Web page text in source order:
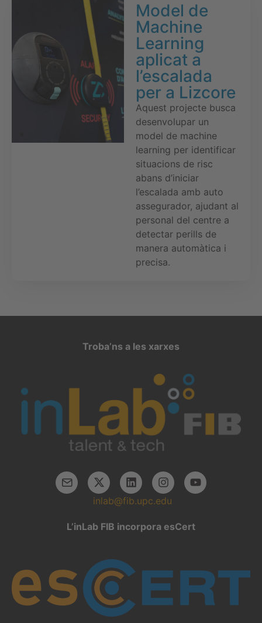
Model de
Machine
Learning
aplicat a
l’escalada
per a Lizcore
Aquest projecte busca
desenvolupar un
model de machine
learning per identificar
situacions de risc
abans d’iniciar
l’escalada amb auto
assegurador, ajudant al
personal del centre a
detectar perills de
manera automàtica i
precisa.
Troba’ns a les xarxes
inlab@fib.upc.edu
L’inLab FIB incorpora esCert